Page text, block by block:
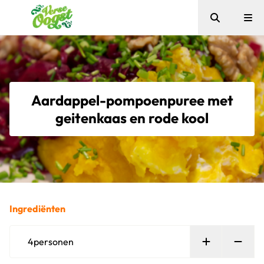
Verse Oogst
Zoeken
Aardappel-pompoenpuree met
geitenkaas en rode kool
Ingrediënten
4personen Persoon